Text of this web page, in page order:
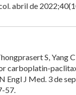
abril de
S, Yang
carboplatin-
Engl J Med. 3 de
57.